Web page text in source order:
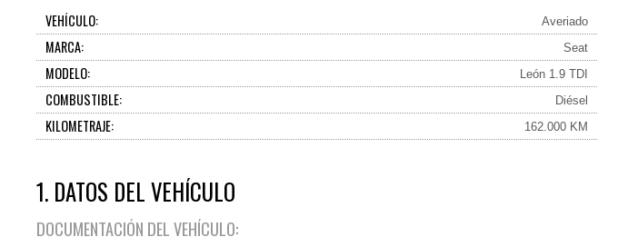
VEHÍCULO: Averiado
MARCA: Seat
MODELO: León 1.9 TDI
COMBUSTIBLE: Diésel
KILOMETRAJE: 162.000 KM
1. DATOS DEL VEHÍCULO
DOCUMENTACIÓN DEL VEHÍCULO: